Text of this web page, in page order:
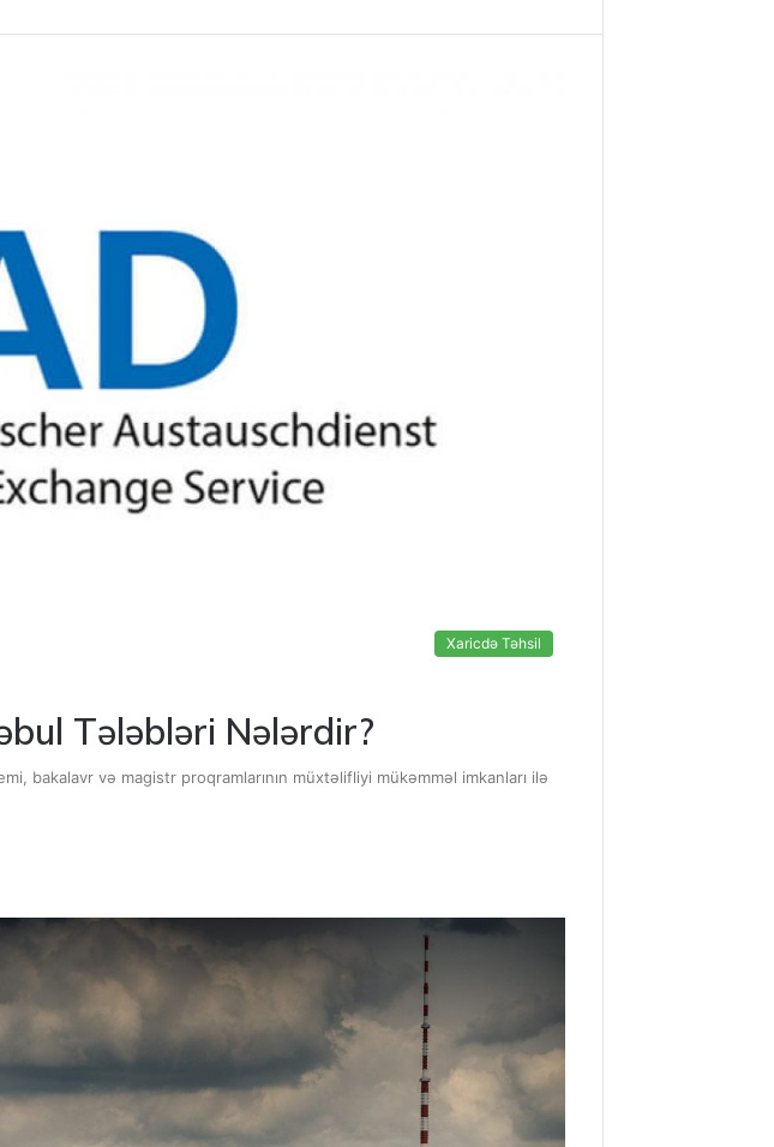
Xaricdə Təhsil
Tələbləri Nələrdir?
bakalavr və magistr proqramlarının müxtəlifliyi mükəmməl imkanları ilə